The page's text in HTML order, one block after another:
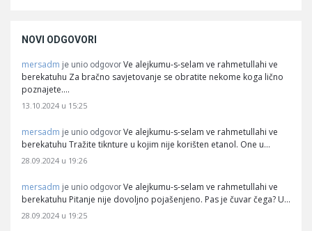
NOVI ODGOVORI
mersadm je unio odgovor Ve alejkumu-s-selam ve rahmetullahi ve
berekatuhu Za bračno savjetovanje se obratite nekome koga lično
poznajete.…
13.10.2024 u 15:25
mersadm je unio odgovor Ve alejkumu-s-selam ve rahmetullahi ve
berekatuhu Tražite tiknture u kojim nije korišten etanol. One u…
28.09.2024 u 19:26
mersadm je unio odgovor Ve alejkumu-s-selam ve rahmetullahi ve
berekatuhu Pitanje nije dovoljno pojašenjeno. Pas je čuvar čega? U…
28.09.2024 u 19:25